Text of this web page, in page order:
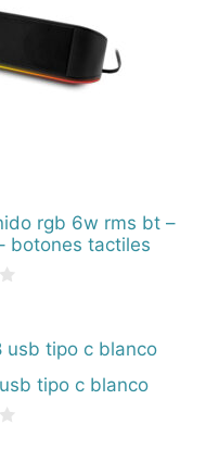
rgb 6w rms bt –
botones tactiles
tipo c blanco